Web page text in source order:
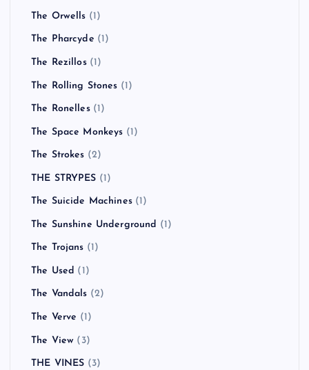
The Orwells (1)
The Pharcyde (1)
The Rezillos(1)
The Rolling Stones (1)
The Ronelles(1)
The Space Monkeys (1)
The Strokes (2)
THE STRYPES (1)
The Suicide Machines(1)
The Sunshine Underground (1)
The Trojans (1)
The Used (1)
The Vandals (2)
The Verve (1)
The View (3)
THE VINES (3)